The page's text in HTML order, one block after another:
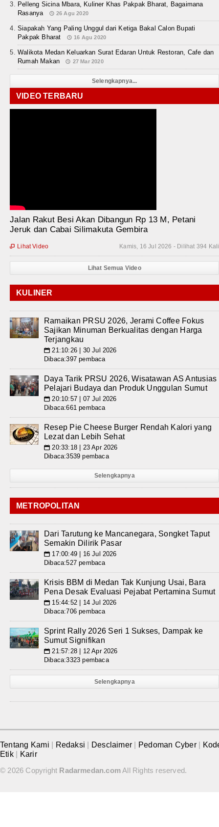
Pelleng Sicina Mbara, Kuliner Khas Pakpak Bharat, Bagaimana
Rasanya
26 Agu 2020
Siapakah Yang Paling Unggul dari Ketiga Bakal Calon Bupati
Pakpak Bharat
16 Agu 2020
Walikota Medan Keluarkan Surat Edaran Untuk Restoran, Cafe dan
Rumah Makan
27 Mar 2020
Selengkapnya...
VIDEO TERBARU
Jalan Rakut Besi Akan Dibangun Rp 13 M, Petani
Jeruk dan Cabai Silimakuta Gembira
Kamis, 16 Jul 2026 - Dilihat 394 Kali
 Lihat Video
Lihat Semua Video
KULINER
Ramaikan PRSU 2026, Jerami Coffee Fokus
Sajikan Minuman Berkualitas dengan Harga
Terjangkau
📅 21:10:26 | 30 Jul 2026
Dibaca:397 pembaca
Daya Tarik PRSU 2026, Wisatawan AS Antusias
Pelajari Budaya dan Produk Unggulan Sumut
📅 20:10:57 | 07 Jul 2026
Dibaca:661 pembaca
Resep Pie Cheese Burger Rendah Kalori yang
Lezat dan Lebih Sehat
📅 20:33:18 | 23 Apr 2026
Dibaca:3539 pembaca
Selengkapnya
METROPOLITAN
Dari Tarutung ke Mancanegara, Songket Taput
Semakin Dilirik Pasar
📅 17:00:49 | 16 Jul 2026
Dibaca:527 pembaca
Krisis BBM di Medan Tak Kunjung Usai, Bara
Pena Desak Evaluasi Pejabat Pertamina Sumut
📅 15:44:52 | 14 Jul 2026
Dibaca:706 pembaca
Sprint Rally 2026 Seri 1 Sukses, Dampak ke
Sumut Signifikan
📅 21:57:28 | 12 Apr 2026
Dibaca:3323 pembaca
Selengkapnya
Tentang Kami Redaksi Desclaimer Pedoman Cyber
Etik
Karir
© 2026 Copyright Radarmedan.comAll Rights reserved.